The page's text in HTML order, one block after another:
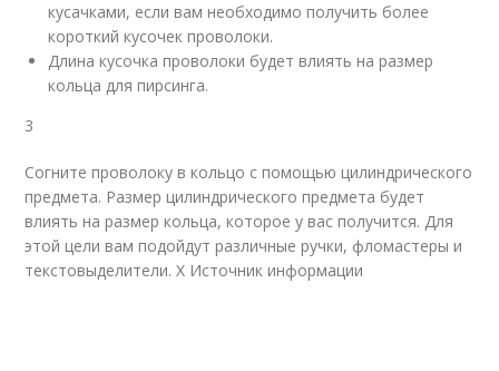
кусачками, если вам необходимо получить более
короткий кусочек проволоки.
Длина кусочка проволоки будет влиять на размер
кольца для пирсинга.
3
Согните проволоку в кольцо с помощью цилиндрического
предмета. Размер цилиндрического предмета будет
влиять на размер кольца, которое у вас получится. Для
этой цели вам подойдут различные ручки, фломастеры и
текстовыделители. X Источник информации